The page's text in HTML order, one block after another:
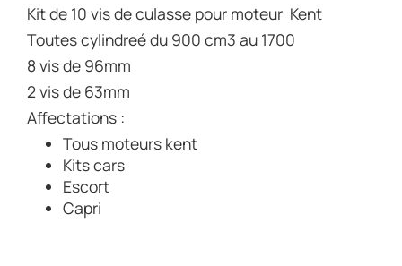
Kit de 10 vis de culasse pour moteur Kent
Toutes cylindreé du 900 cm3 au 1700
8 vis de 96mm
2 vis de 63mm
Affectations :
Tous moteurs kent
Kits cars
Escort
Capri